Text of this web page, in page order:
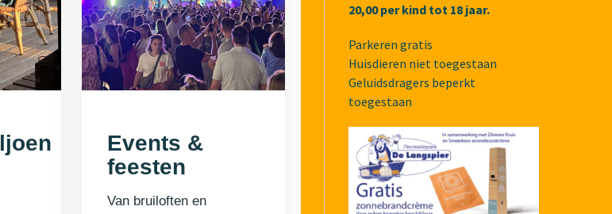
Events &
feesten
Van bruiloften en
20,00 per kind tot 18 jaar.
Parkeren gratis
Huisdieren niet toegestaan
Geluidsdragers beperkt
toegestaan